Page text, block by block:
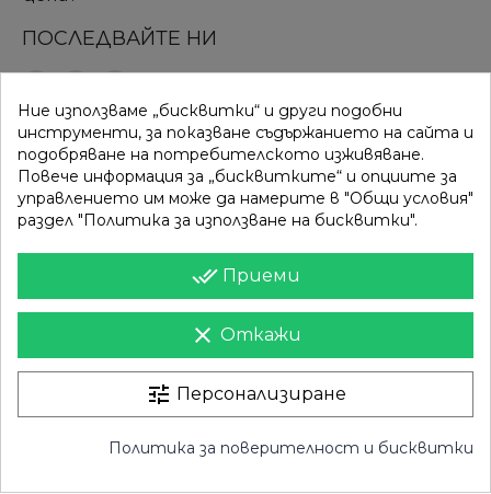
ПОСЛЕДВАЙТЕ НИ
ВРЪЗКИ
Вход
Моят профил
КАТЕГОРИИ
Разпродажба
Нови продукти
ИНФОРМАЦИЯ
Доставка
Поверителност
Контакти
Карта на сайта
Право на отказ
Ние използваме „бисквитки“ и други подобни
инструменти, за показване съдържанието на сайта и
подобряване на потребителското изживяване.
Повече информация за „бисквитките“ и опциите за
управлението им може да намерите в "Общи условия"
раздел "Политика за използване на бисквитки".
done_all Приеми
clear Откажи
tune Персонализиране
Политика за поверителност и бисквитки